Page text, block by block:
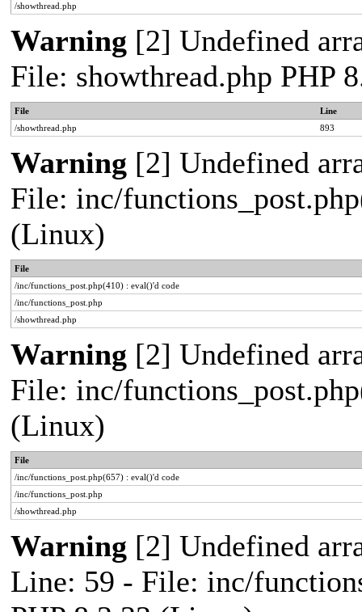
/showthread.php
Warning [2] Undefined
File: showthread.php PHP
File
Line
/showthread.php
893
Warning [2] Undefined
File: inc/
(Linux)
File
/inc/functions_post.php(410) : eval()'d code
/inc/functions_post.php
/showthread.php
Warning [2] Undefined
File: inc/
(Linux)
File
/inc/functions_post.php(657) : eval()'d code
/inc/functions_post.php
/showthread.php
Warning [2] Undefined
Line: 59 - File: inc/